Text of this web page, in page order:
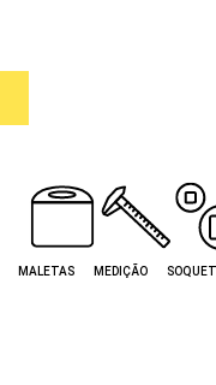
MALETAS MEDIÇÃO